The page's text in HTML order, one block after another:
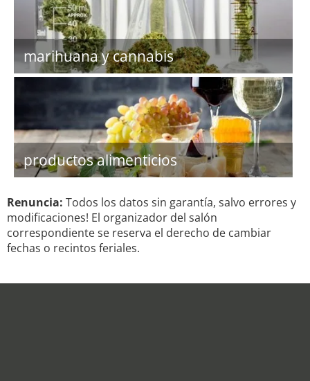
marihuana y cannabis
productos alimenticios
Renuncia: Todos los datos sin garantía, salvo errores y
modificaciones! El organizador del salón
correspondiente se reserva el derecho de cambiar
fechas o recintos feriales.